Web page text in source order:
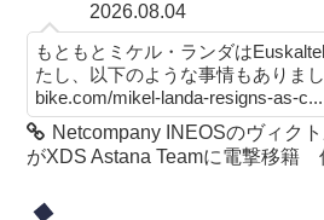
2026.08.04
もともとミケル・ランダは
たし、以下のような事情もありま
bike.com/mikel-landa-resigns-as-c...
Netcompany INEOSのヴィク
がXDS Astana Teamに電撃移籍